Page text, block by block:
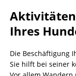
Ihres
Die Beschäftigung
Sie hilft bei seiner